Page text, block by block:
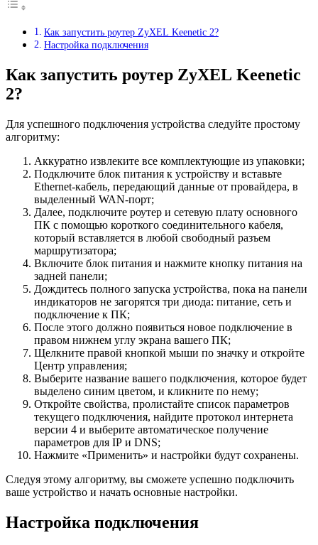
Как запустить роутер ZyXEL Keenetic 2?
Настройка подключения
Как запустить роутер ZyXEL Keenetic
2?
Для успешного подключения устройства следуйте простому
алгоритму:
Аккуратно извлеките все комплектующие из упаковки;
Подключите блок питания к устройству и вставьте
Ethernet-кабель, передающий данные от провайдера, в
выделенный WAN-порт;
Далее, подключите роутер и сетевую плату основного
ПК с помощью короткого соединительного кабеля,
который вставляется в любой свободный разъем
маршрутизатора;
Включите блок питания и нажмите кнопку питания на
задней панели;
Дождитесь полного запуска устройства, пока на панели
индикаторов не загорятся три диода: питание, сеть и
подключение к ПК;
После этого должно появиться новое подключение в
правом нижнем углу экрана вашего ПК;
Щелкните правой кнопкой мыши по значку и откройте
Центр управления;
Выберите название вашего подключения, которое будет
выделено синим цветом, и кликните по нему;
Откройте свойства, пролистайте список параметров
текущего подключения, найдите протокол интернета
версии 4 и выберите автоматическое получение
параметров для IP и DNS;
Нажмите «Применить» и настройки будут сохранены.
Следуя этому алгоритму, вы сможете успешно подключить
ваше устройство и начать основные настройки.
Настройка подключения